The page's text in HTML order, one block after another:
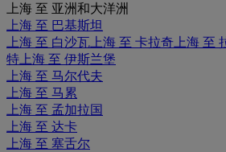
上海 至 亚洲和大洋洲
上海 至 巴基斯坦
上海 至 白沙瓦 上海 至 卡拉奇 上海 至
特 上海 至 伊斯兰堡
上海 至 马尔代夫
上海 至 马累
上海 至 孟加拉国
上海 至 达卡
上海 至 塞舌尔